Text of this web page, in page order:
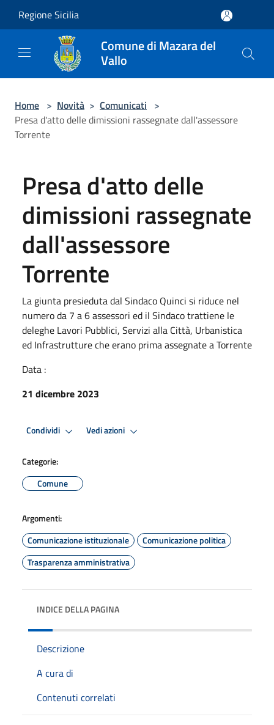
Regione Sicilia
Comune di Mazara del
Vallo
Home > Novità > Comunicati >
Presa d'atto delle dimissioni rassegnate dall'assessore
Torrente
Presa d'atto delle
dimissioni rassegnate
dall'assessore
Torrente
La giunta presieduta dal Sindaco Quinci si riduce nel
numero da 7 a 6 assessori ed il Sindaco trattiene le
deleghe Lavori Pubblici, Servizi alla Città, Urbanistica
ed Infrastrutture che erano prima assegnate a Torrente
Data :
21 dicembre 2023
Condividi Vedi azioni
Categorie:
Comune
Argomenti:
Comunicazione istituzionale
Comunicazione politica
Trasparenza amministrativa
INDICE DELLA PAGINA
Descrizione
A cura di
Contenuti correlati